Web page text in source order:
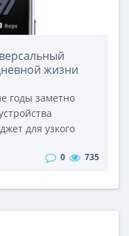
жизни
годы заметно
для узкого
контроля
ru/smart-
0 735